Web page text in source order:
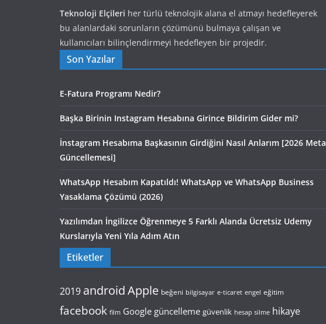
Teknoloji Elçileri her türlü teknolojik alana el atmayı hedefleyerek
bu alanlardaki sorunların çözümünü bulmaya çalışan ve
kullanıcıları bilinçlendirmeyi hedefleyen bir projedir.
Son Yazılar
E-Fatura Programı Nedir?
Başka Birinin Instagram Hesabına Girince Bildirim Gider mi?
İnstagram Hesabıma Başkasının Girdiğini Nasıl Anlarım [2026 Meta
Güncellemesi]
WhatsApp Hesabım Kapatıldı! WhatsApp ve WhatsApp Business
Yasaklama Çözümü (2026)
Yazılımdan İngilizce Öğrenmeye 5 Farklı Alanda Ücretsiz Udemy
Kurslarıyla Yeni Yıla Adım Atın
Etiketler
2019 androidApple beğeni bilgisayar e-ticaret engel eğitim
facebook film Google güncelleme güvenlik hesap silme hikaye